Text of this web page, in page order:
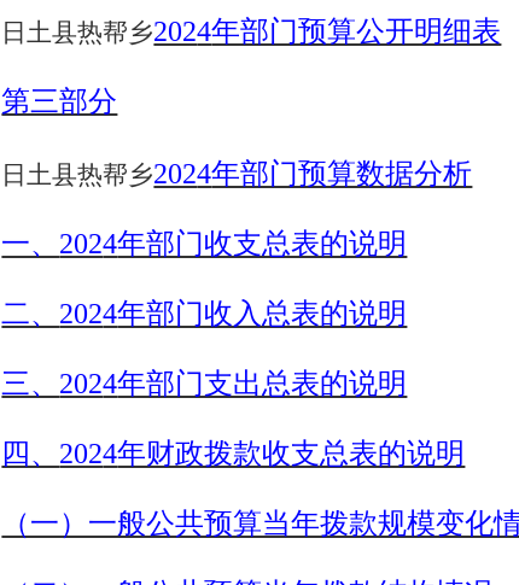
日土县热帮乡2024年部门预算公开明细表
第三部分
日土县热帮乡2024年部门预算数据分析
一、 2024年部门收支总表的说明
二、 2024年部门收入总表的说明
三、 2024年部门支出总表的说明
四、 2024年财政拨款收支总表的说明
（一）一般公共预算当年拨款规模变化